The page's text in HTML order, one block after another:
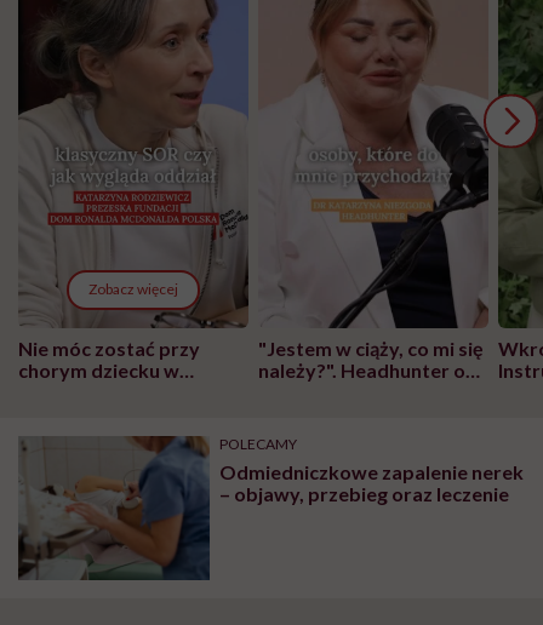
Zobacz więcej
Nie móc zostać przy
chorym dziecku w
może chyba tylko
głupota i brak
wyobraźni"
"Jestem w ciąży, co mi się
należy?". Headhunter o
pracy
POLECAMY
Odmiedniczkowe zapalenie nerek
– objawy, przebieg oraz leczenie